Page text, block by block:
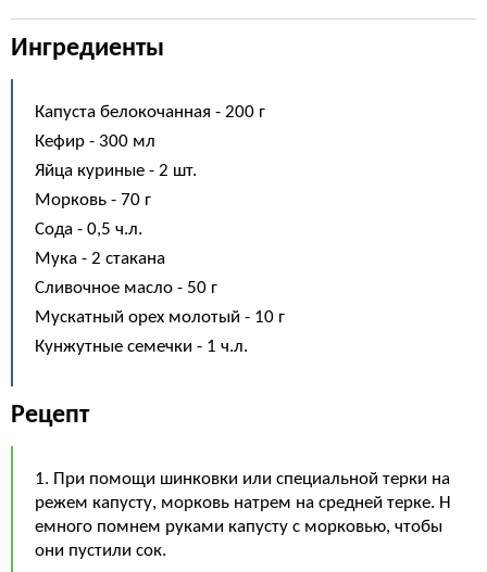
Ингредиенты
Капуста белокочанная - 200 г
Кефир - 300 мл
Яйца куриные - 2 шт.
Морковь - 70 г
Сода - 0,5 ч.л.
Мука - 2 стакана
Сливочное масло - 50 г
Мускатный орех молотый - 10 г
Кунжутные семечки - 1 ч.л.
Рецепт
1. При помощи шинковки или специальной терки на
режем капусту, морковь натрем на средней терке. Н
емного помнем руками капусту с морковью, чтобы
они пустили сок.